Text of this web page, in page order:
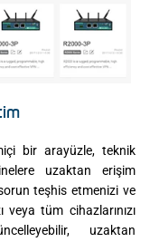
bir arayüzle, teknik
uzaktan erişim
teşhis etmenizi ve
tüm cihazlarınızı
uzaktan